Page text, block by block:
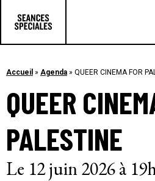
Les
Accueil » Agenda » QUEER CINEMA FOR
QUEER
PALESTINE
Le 12 juin 2026 à